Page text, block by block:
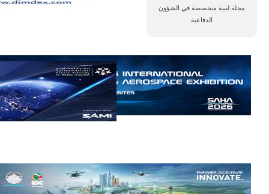
مجلة ليبية متخصصة في الشؤون
الدفاعية
مع تصاعد حدة
الحرب الجوية
الروسية في
مالي رُصدت
طائرة أوريون
بدون طيار فوق
فإن الجمع بين
قدرة طائرة
أوريون على